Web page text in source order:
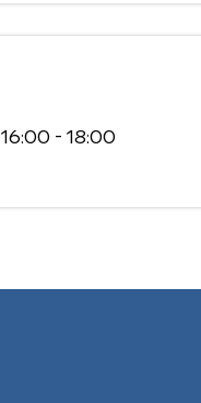
16:00 - 18:00